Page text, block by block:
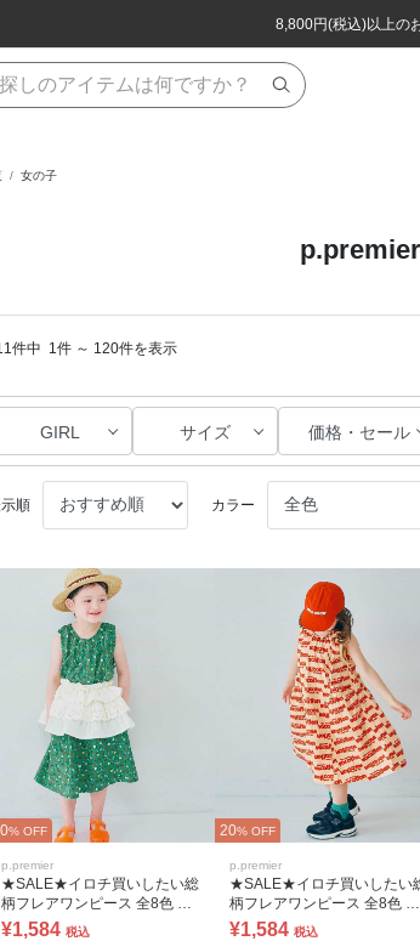
8,800円(税込)以上の
ほぼ全品半額！！8/
8,800円(税込)以上の
ほぼ全品半額！！8/
女の子
件中 1件 ～ 120件を表示
GIRL サイズ 価格・セール
順 カラー
% OFF
p.premier
★SALE★イロチ買いしたい総
柄フレアワンピース 全8色 リ
ンク
¥1,584 税込
20% OFF
p.premier
★SALE★イロチ買いしたい
柄フレアワンピース 全8色 リ
ンク
¥1,584 税込